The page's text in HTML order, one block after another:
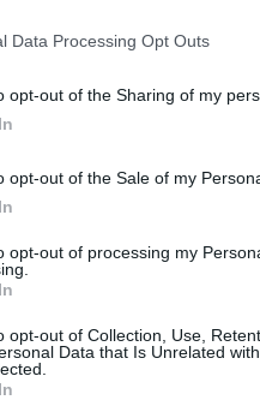
Data Processing Opt Outs
opt-out of the Sharing of my
opt-out of the Sale of my
opt-out of processing my
opt-out of Collection, Use,
Data that Is Unrelated
προετοιμασία των
Χίο